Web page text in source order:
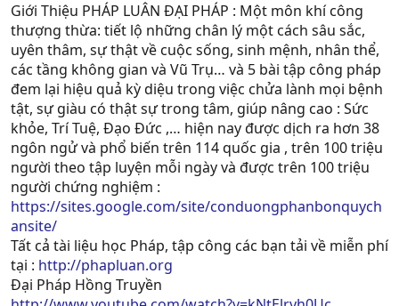
Giới Thiệu PHÁP LUÂN ĐẠI PHÁP : Một môn khí công
thượng thừa: tiết lộ những chân lý một cách sâu sắc,
uyên thâm, sự thật về cuộc sống, sinh mệnh, nhân thể,
các tầng không gian và Vũ Trụ… và 5 bài tập công pháp
đem lại hiệu quả kỳ diệu trong việc chửa lành mọi bệnh
tật, sự giàu có thật sự trong tâm, giúp nâng cao : Sức
khỏe, Trí Tuệ, Ðạo Ðức ,… hiện nay được dịch ra hơn 38
ngôn ngử và phổ biến trên 114 quốc gia , trên 100 triệu
người theo tập luyện mỗi ngày và được trên 100 triệu
người chứng nghiệm :
https://sites.google.com/site/conduongphanbonquych
ansite/
Tất cả tài liệu học Pháp, tập công các bạn tải về miễn phí
tại : http://phapluan.org
Đại Pháp Hồng Truyền